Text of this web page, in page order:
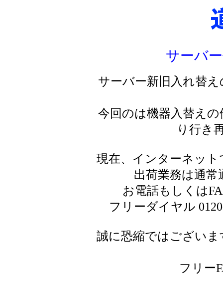
サーバ
サーバー新旧入れ替
今回のは機器入替え
り行き
現在、インターネッ
出荷業務は通
お電話もしくは
フリーダイヤル
誠に恐縮ではござい
フリー